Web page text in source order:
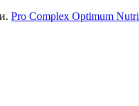
Pro Complex Optimum